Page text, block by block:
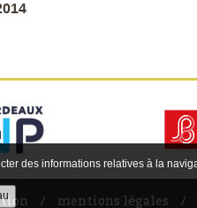
mentions légales
des informations relatives à la